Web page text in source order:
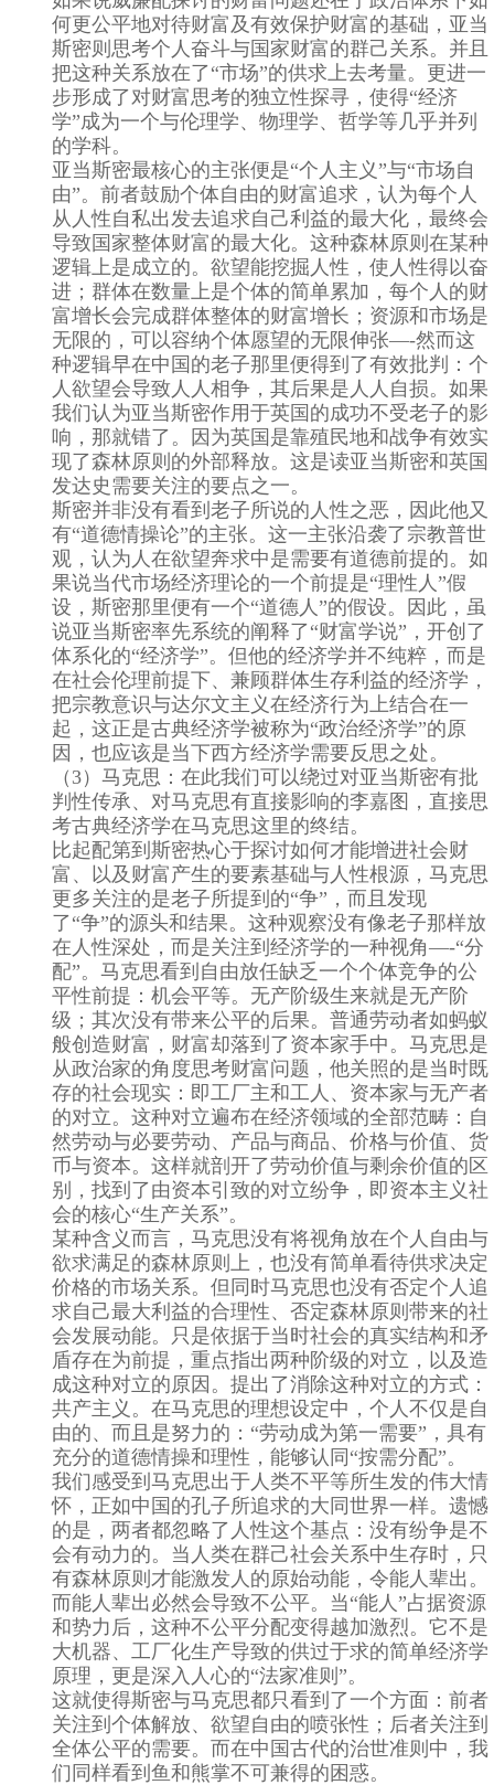
何更公平地对待财富及有效保护财富的基础，亚当
斯密则思考个人奋斗与国家财富的群己关系。并且
把这种关系放在了“市场”的供求上去考量。更进一
步形成了对财富思考的独立性探寻，使得“经济
学”成为一个与伦理学、物理学、哲学等几乎并列
的学科。
亚当斯密最核心的主张便是“个人主义”与“市场自
由”。前者鼓励个体自由的财富追求，认为每个人
从人性自私出发去追求自己利益的最大化，最终会
导致国家整体财富的最大化。这种森林原则在某种
逻辑上是成立的。欲望能挖掘人性，使人性得以奋
进；群体在数量上是个体的简单累加，每个人的财
富增长会完成群体整体的财富增长；资源和市场是
无限的，可以容纳个体愿望的无限伸张—-然而这
种逻辑早在中国的老子那里便得到了有效批判：个
人欲望会导致人人相争，其后果是人人自损。如果
我们认为亚当斯密作用于英国的成功不受老子的影
响，那就错了。因为英国是靠殖民地和战争有效实
现了森林原则的外部释放。这是读亚当斯密和英国
发达史需要关注的要点之一。
斯密并非没有看到老子所说的人性之恶，因此他又
有“道德情操论”的主张。这一主张沿袭了宗教普世
观，认为人在欲望奔求中是需要有道德前提的。如
果说当代市场经济理论的一个前提是“理性人”假
设，斯密那里便有一个“道德人”的假设。因此，虽
说亚当斯密率先系统的阐释了“财富学说”，开创了
体系化的“经济学”。但他的经济学并不纯粹，而是
在社会伦理前提下、兼顾群体生存利益的经济学，
把宗教意识与达尔文主义在经济行为上结合在一
起，这正是古典经济学被称为“政治经济学”的原
因，也应该是当下西方经济学需要反思之处。
（3）马克思：在此我们可以绕过对亚当斯密有批
判性传承、对马克思有直接影响的李嘉图，直接思
考古典经济学在马克思这里的终结。
比起配第到斯密热心于探讨如何才能增进社会财
富、以及财富产生的要素基础与人性根源，马克思
更多关注的是老子所提到的“争”，而且发现
了“争”的源头和结果。这种观察没有像老子那样放
在人性深处，而是关注到经济学的一种视角—-“分
配”。马克思看到自由放任缺乏一个个体竞争的公
平性前提：机会平等。无产阶级生来就是无产阶
级；其次没有带来公平的后果。普通劳动者如蚂蚁
般创造财富，财富却落到了资本家手中。马克思是
从政治家的角度思考财富问题，他关照的是当时既
存的社会现实：即工厂主和工人、资本家与无产者
的对立。这种对立遍布在经济领域的全部范畴：自
然劳动与必要劳动、产品与商品、价格与价值、货
币与资本。这样就剖开了劳动价值与剩余价值的区
别，找到了由资本引致的对立纷争，即资本主义社
会的核心“生产关系”。
某种含义而言，马克思没有将视角放在个人自由与
欲求满足的森林原则上，也没有简单看待供求决定
价格的市场关系。但同时马克思也没有否定个人追
求自己最大利益的合理性、否定森林原则带来的社
会发展动能。只是依据于当时社会的真实结构和矛
盾存在为前提，重点指出两种阶级的对立，以及造
成这种对立的原因。提出了消除这种对立的方式：
共产主义。在马克思的理想设定中，个人不仅是自
由的、而且是努力的：“劳动成为第一需要”，具有
充分的道德情操和理性，能够认同“按需分配”。
我们感受到马克思出于人类不平等所生发的伟大情
怀，正如中国的孔子所追求的大同世界一样。遗憾
的是，两者都忽略了人性这个基点：没有纷争是不
会有动力的。当人类在群己社会关系中生存时，只
有森林原则才能激发人的原始动能，令能人辈出。
而能人辈出必然会导致不公平。当“能人”占据资源
和势力后，这种不公平分配变得越加激烈。它不是
大机器、工厂化生产导致的供过于求的简单经济学
原理，更是深入人心的“法家准则”。
这就使得斯密与马克思都只看到了一个方面：前者
关注到个体解放、欲望自由的喷张性；后者关注到
全体公平的需要。而在中国古代的治世准则中，我
们同样看到鱼和熊掌不可兼得的困惑。